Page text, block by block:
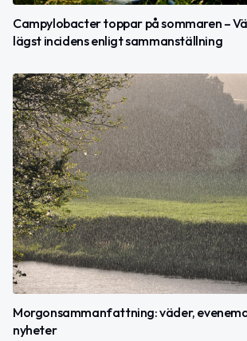
Campylobacter toppar på sommaren –
lägst incidens enligt sammanställning
Morgonsammanfattning: väder,
nyheter